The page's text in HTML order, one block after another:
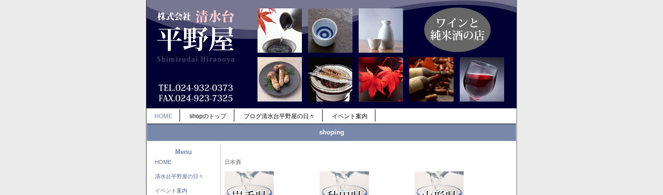
HOME shopのトップ ブログ清水台平野屋の日々 イベント案内
shoping
Menu
HOME
清水台平野屋の日々
イベント案内
日本酒